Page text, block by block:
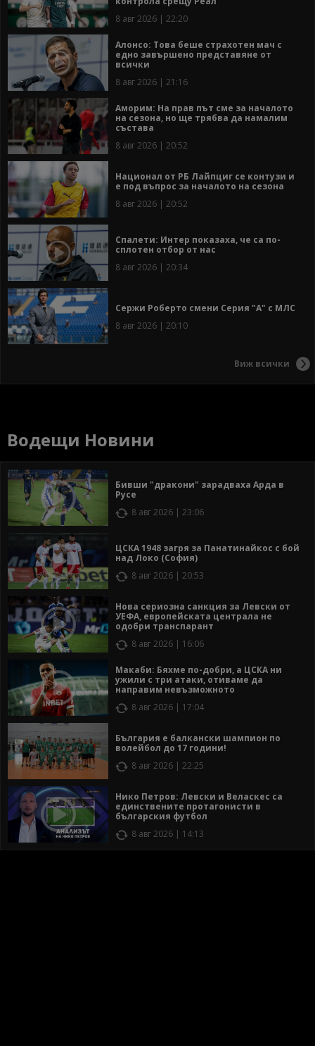
8 авг 2026 | 22:20
Алонсо: Това беше страхотен мач с
едно завършено представяне от
всички
8 авг 2026 | 21:16
Аморим: На прав път сме за началото
на сезона, но ще трябва да намалим
състава
8 авг 2026 | 20:52
Национал от РБ Лайпциг се контузи и
е под въпрос за началото на сезона
8 авг 2026 | 20:52
Спалети: Интер показаха, че са по-
сплотен отбор от нас
8 авг 2026 | 20:34
Сержи Роберто смени Серия "А" с МЛС
8 авг 2026 | 20:10
Виж всички
Водещи Новини
Бивши "дракони" зарадваха Арда в
Русе
8 авг 2026 | 23:06
ЦСКА 1948 загря за Панатинайкос с бой
над Локо (София)
8 авг 2026 | 20:53
Нова сериозна санкция за Левски от
УЕФА, европейската централа не
одобри транспарант
8 авг 2026 | 16:06
Макаби: Бяхме по-добри, а ЦСКА ни
ужили с три атаки, отиваме да
направим невъзможното
8 авг 2026 | 17:04
България е балкански шампион по
волейбол до 17 години!
8 авг 2026 | 22:25
Нико Петров: Левски и Веласкес са
единствените протагонисти в
българския футбол
8 авг 2026 | 14:13